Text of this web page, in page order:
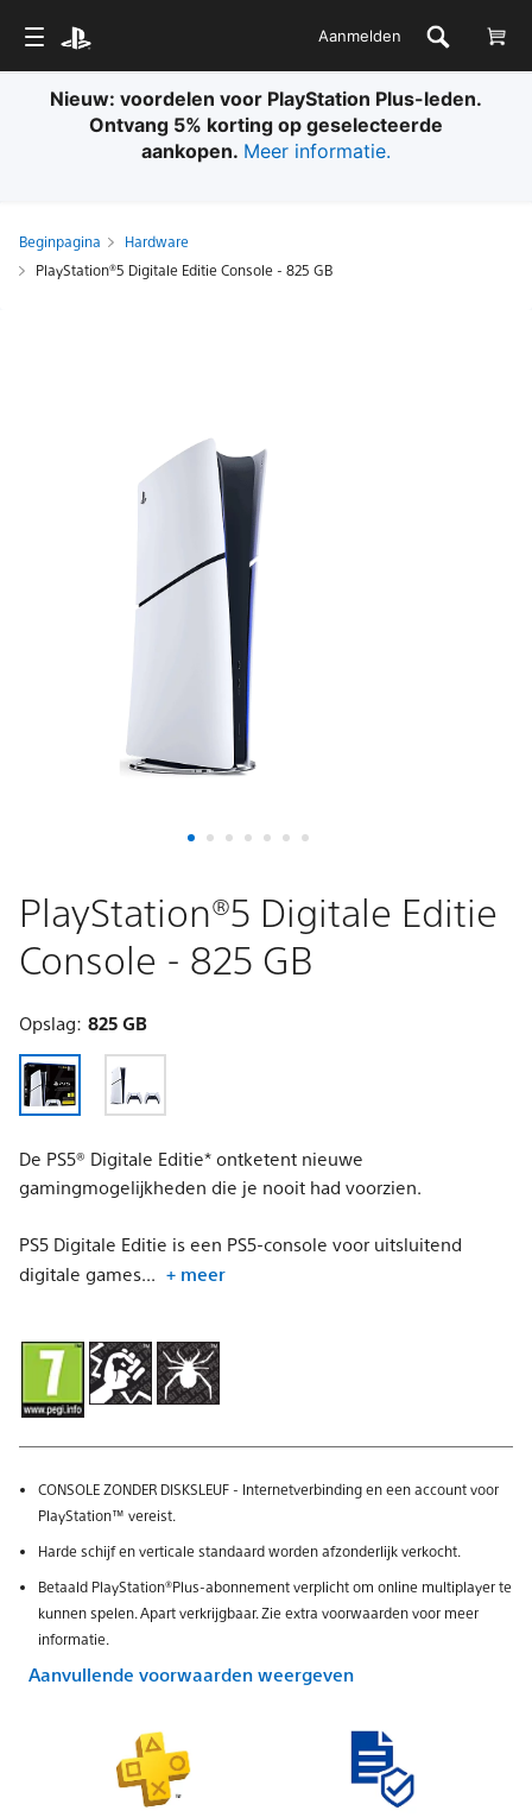
Aanmelden
Nieuw: voordelen voor PlayStation Plus-leden.
Ontvang 5% korting op geselecteerde
aankopen. Meer informatie.
Beginpagina
Hardware
PlayStation®5 Digitale Editie Console - 825 GB
Console
PlayStation®5 Digitale Editie
Console - 825 GB
Opslag: 825 GB
De PS5® Digitale Editie* ontketent nieuwe
gamingmogelijkheden die je nooit had voorzien.
PS5 Digitale Editie is een PS5-console voor uitsluitend
digitale games... + meer
CONSOLE ZONDER DISKSLEUF - Internetverbinding en een account voor
PlayStation™ vereist.
Harde schijf en verticale standaard worden afzonderlijk verkocht.
Betaald PlayStation®Plus-abonnement verplicht om online multiplayer te
kunnen spelen. Apart verkrijgbaar. Zie extra voorwaarden voor meer
informatie.
Aanvullende voorwaarden weergeven